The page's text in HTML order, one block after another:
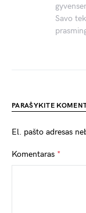
Savo
PARAŠYKITE
El. pašto adresas
Komentaras *